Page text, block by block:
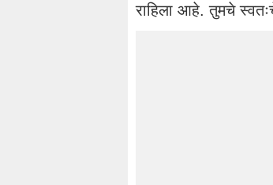
राहिला आहे. तुमचे